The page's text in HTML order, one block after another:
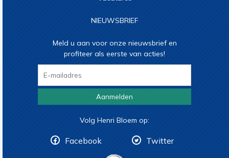
NIEUWSBRIEF
Meld u aan voor onze nieuwsbrief en
profiteer als eerste van acties!
Aanmelden
Volg Henri Bloem op:
Facebook Twitter